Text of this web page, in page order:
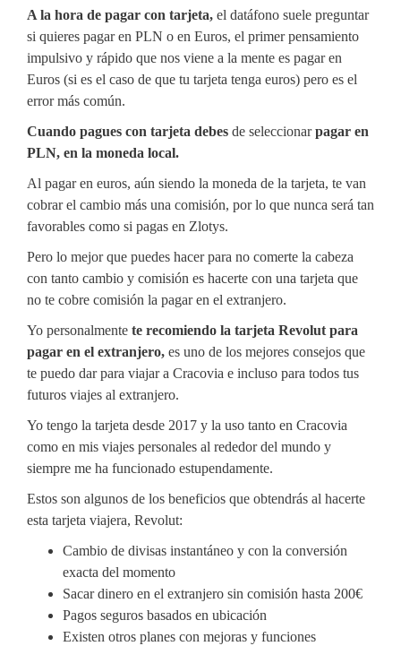
A la hora de pagar con tarjeta, el datáfono suele preguntar
si quieres pagar en PLN o en Euros, el primer pensamiento
impulsivo y rápido que nos viene a la mente es pagar en
Euros (si es el caso de que tu tarjeta tenga euros) pero es el
error más común.
Cuando pagues con tarjeta debes de seleccionarpagar en
PLN, en la moneda local.
Al pagar en euros, aún siendo la moneda de la tarjeta, te van
cobrar el cambio más una comisión, por lo que nunca será tan
favorables como si pagas en Zlotys.
Pero lo mejor que puedes hacer para no comerte la cabeza
con tanto cambio y comisión es hacerte con una tarjeta que
no te cobre comisión la pagar en el extranjero.
Yo personalmente te recomiendo la tarjeta Revolut para
pagar en el extranjero, es uno de los mejores consejos que
te puedo dar para viajar a Cracovia e incluso para todos tus
futuros viajes al extranjero.
Yo tengo la tarjeta desde 2017 y la uso tanto en Cracovia
como en mis viajes personales al rededor del mundo y
siempre me ha funcionado estupendamente.
Estos son algunos de los beneficios que obtendrás al hacerte
esta tarjeta viajera, Revolut:
Cambio de divisas instantáneo y con la conversión
exacta del momento
Sacar dinero en el extranjero sin comisión hasta 200€
Pagos seguros basados en ubicación
Existen otros planes con mejoras y funciones